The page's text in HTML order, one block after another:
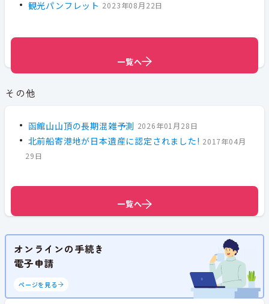
観光パンフレット 2023年08月22日
一覧へ
一覧へ
その他
函館山山頂の長期混雑予測 2026年01月28日
北前船寄港地が日本遺産に認定されました! 2017年04月
29日
一覧へ
一覧へ
オンラインの手続き
電子申請
ページを見る